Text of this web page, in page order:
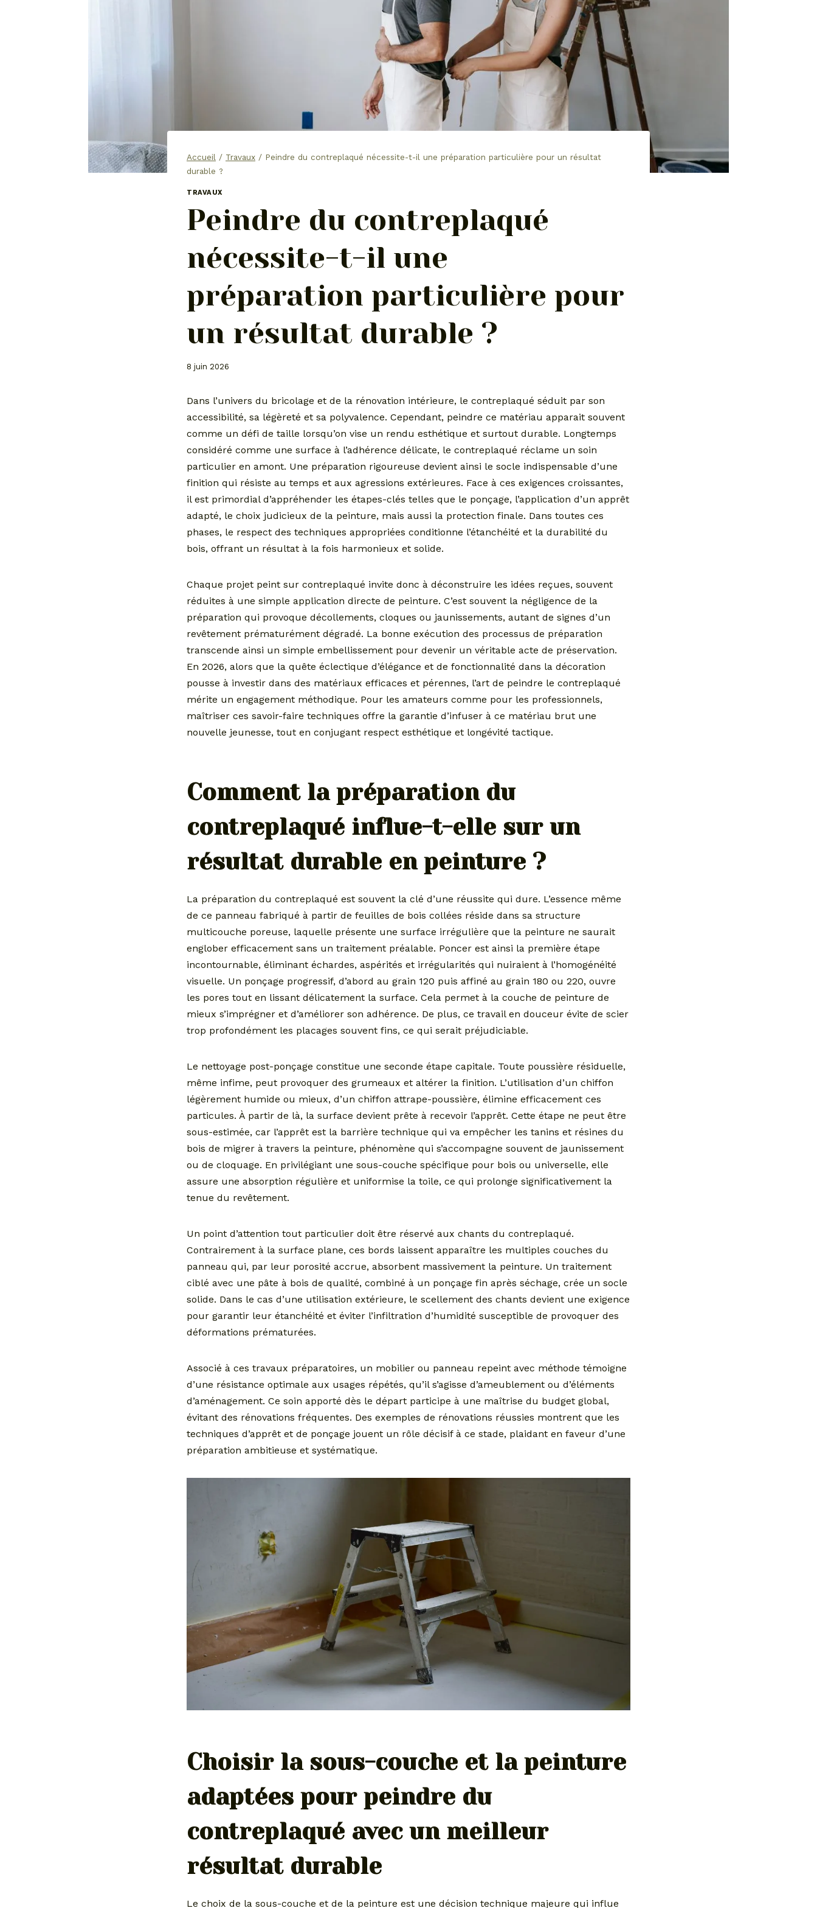
Accueil / Travaux / Peindre du contreplaqué nécessite-t-il une préparation particulière pour un résultat
durable ?
TRAVAUX
Peindre du contreplaqué
nécessite-t-il une
préparation particulière pour
un résultat durable ?
8 juin 2026
Dans l’univers du bricolage et de la rénovation intérieure, le contreplaqué séduit par son
accessibilité, sa légèreté et sa polyvalence. Cependant, peindre ce matériau apparait souvent
comme un défi de taille lorsqu’on vise un rendu esthétique et surtout durable. Longtemps
considéré comme une surface à l’adhérence délicate, le contreplaqué réclame un soin
particulier en amont. Une préparation rigoureuse devient ainsi le socle indispensable d’une
finition qui résiste au temps et aux agressions extérieures. Face à ces exigences croissantes,
il est primordial d’appréhender les étapes-clés telles que le ponçage, l’application d’un apprêt
adapté, le choix judicieux de la peinture, mais aussi la protection finale. Dans toutes ces
phases, le respect des techniques appropriées conditionne l’étanchéité et la durabilité du
bois, offrant un résultat à la fois harmonieux et solide.
Chaque projet peint sur contreplaqué invite donc à déconstruire les idées reçues, souvent
réduites à une simple application directe de peinture. C’est souvent la négligence de la
préparation qui provoque décollements, cloques ou jaunissements, autant de signes d’un
revêtement prématurément dégradé. La bonne exécution des processus de préparation
transcende ainsi un simple embellissement pour devenir un véritable acte de préservation.
En 2026, alors que la quête éclectique d’élégance et de fonctionnalité dans la décoration
pousse à investir dans des matériaux efficaces et pérennes, l’art de peindre le contreplaqué
mérite un engagement méthodique. Pour les amateurs comme pour les professionnels,
maîtriser ces savoir-faire techniques offre la garantie d’infuser à ce matériau brut une
nouvelle jeunesse, tout en conjugant respect esthétique et longévité tactique.
Comment la préparation du
contreplaqué influe-t-elle sur un
résultat durable en peinture ?
La préparation du contreplaqué est souvent la clé d’une réussite qui dure. L’essence même
de ce panneau fabriqué à partir de feuilles de bois collées réside dans sa structure
multicouche poreuse, laquelle présente une surface irrégulière que la peinture ne saurait
englober efficacement sans un traitement préalable. Poncer est ainsi la première étape
incontournable, éliminant échardes, aspérités et irrégularités qui nuiraient à l’homogénéité
visuelle. Un ponçage progressif, d’abord au grain 120 puis affiné au grain 180 ou 220, ouvre
les pores tout en lissant délicatement la surface. Cela permet à la couche de peinture de
mieux s’imprégner et d’améliorer son adhérence. De plus, ce travail en douceur évite de scier
trop profondément les placages souvent fins, ce qui serait préjudiciable.
Le nettoyage post-ponçage constitue une seconde étape capitale. Toute poussière résiduelle,
même infime, peut provoquer des grumeaux et altérer la finition. L’utilisation d’un chiffon
légèrement humide ou mieux, d’un chiffon attrape-poussière, élimine efficacement ces
particules. À partir de là, la surface devient prête à recevoir l’apprêt. Cette étape ne peut être
sous-estimée, car l’apprêt est la barrière technique qui va empêcher les tanins et résines du
bois de migrer à travers la peinture, phénomène qui s’accompagne souvent de jaunissement
ou de cloquage. En privilégiant une sous-couche spécifique pour bois ou universelle, elle
assure une absorption régulière et uniformise la toile, ce qui prolonge significativement la
tenue du revêtement.
Un point d’attention tout particulier doit être réservé aux chants du contreplaqué.
Contrairement à la surface plane, ces bords laissent apparaître les multiples couches du
panneau qui, par leur porosité accrue, absorbent massivement la peinture. Un traitement
ciblé avec une pâte à bois de qualité, combiné à un ponçage fin après séchage, crée un socle
solide. Dans le cas d’une utilisation extérieure, le scellement des chants devient une exigence
pour garantir leur étanchéité et éviter l’infiltration d’humidité susceptible de provoquer des
déformations prématurées.
Associé à ces travaux préparatoires, un mobilier ou panneau repeint avec méthode témoigne
d’une résistance optimale aux usages répétés, qu’il s’agisse d’ameublement ou d’éléments
d’aménagement. Ce soin apporté dès le départ participe à une maîtrise du budget global,
évitant des rénovations fréquentes. Des exemples de rénovations réussies montrent que les
techniques d’apprêt et de ponçage jouent un rôle décisif à ce stade, plaidant en faveur d’une
préparation ambitieuse et systématique.
Choisir la sous-couche et la peinture
adaptées pour peindre du
contreplaqué avec un meilleur
résultat durable
Le choix de la sous-couche et de la peinture est une décision technique majeure qui influe